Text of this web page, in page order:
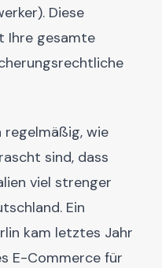
Diese
Ihre gesamte
regelmäßig, wie
sind, dass
viel strenger
Ein
kam letztes Jahr
E-Commerce für